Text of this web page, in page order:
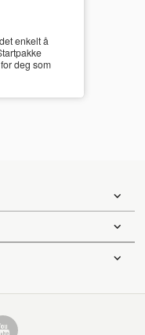
enkelt å
deg som